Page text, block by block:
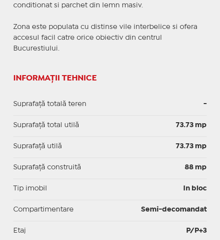
conditionat si parchet din lemn masiv.
Zona este populata cu distinse vile interbelice si ofera
accesul facil catre orice obiectiv din centrul
Bucurestiului.
INFORMAȚII TEHNICE
Suprafață totală teren -
Suprafaţă total utilă 73.73 mp
Suprafaţă utilă 73.73 mp
Suprafaţă construită 88 mp
Tip imobil In bloc
Compartimentare Semi-decomandat
Etaj P/P+3